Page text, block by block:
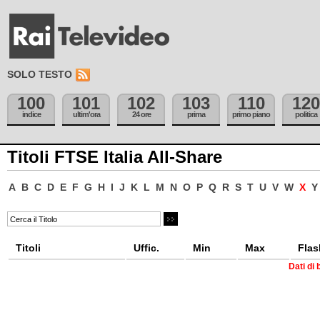
SOLO TESTO
100
indice
101
ultim'ora
102
24 ore
103
prima
110
primo piano
120
politica
Titoli FTSE Italia All-Share
A B C D E F G H I J K L M N O P Q R S T U V W X Y
Titoli Uffic. Min Max
Dati di